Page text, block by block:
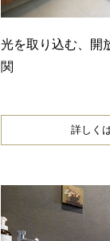
光を取り込む、開
関
詳しく